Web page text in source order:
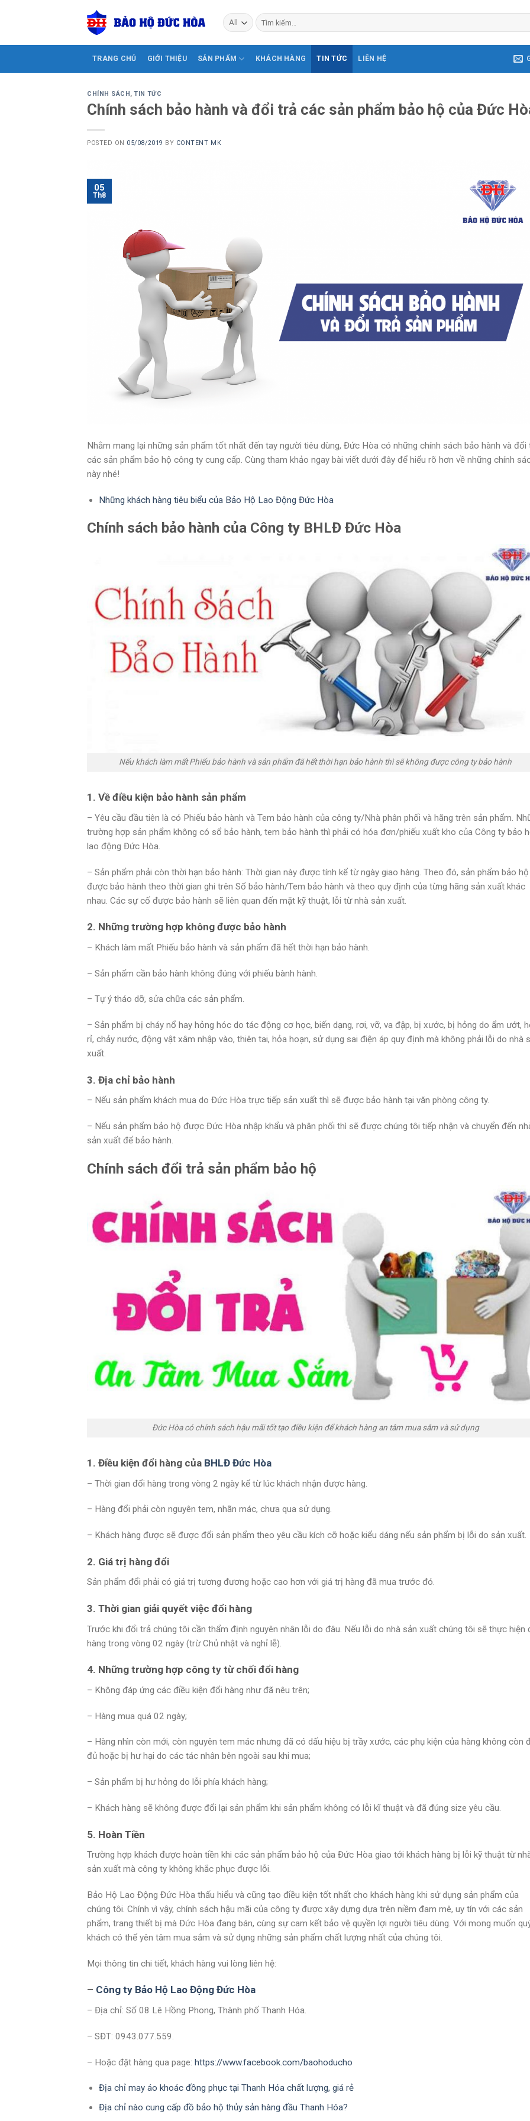
Tìm
kiếm:
TRANG CHỦ GIỚI THIỆU SẢN PHẨM KHÁCH HÀNG TIN TỨC LIÊN HỆ
CHÍNH SÁCH,TIN TỨC
Chính sách bảo hành và đổi trả các sản phẩm bảo hộ của Đức
POSTED ON 05/08/2019 BY CONTENT MK
05
Th8
Nhằm mang lại những sản phẩm tốt nhất đến tay người tiêu dùng, Đức Hòa có những chính sách bảo hành và đổi
các sản phẩm bảo hộ công ty cung cấp. Cùng tham khảo ngay bài viết dưới đây để hiểu rõ hơn về những chính
này nhé!
Những khách hàng tiêu biểu của Bảo Hộ Lao Động Đức Hòa
Chính sách bảo hành của Công ty BHLĐ Đức Hòa
Nếu khách làm mất Phiếu bảo hành và sản phẩm đã hết thời hạn bảo hành thì sẽ không được công ty bảo hành
1. Về điều kiện bảo hành sản phẩm
– Yêu cầu đầu tiên là có Phiếu bảo hành và Tem bảo hành của công ty/Nhà phân phối và hãng trên sản phẩm.
trường hợp sản phẩm không có sổ bảo hành, tem bảo hành thì phải có hóa đơn/phiếu xuất kho của Công ty bảo
lao động Đức Hòa.
– Sản phẩm phải còn thời hạn bảo hành: Thời gian này được tính kể từ ngày giao hàng. Theo đó, sản phẩm bảo hộ
được bảo hành theo thời gian ghi trên Sổ bảo hành/Tem bảo hành và theo quy định của từng hãng sản xuất khác
nhau. Các sự cố được bảo hành sẽ liên quan đến mặt kỹ thuật, lỗi từ nhà sản xuất.
2. Những trường hợp không được bảo hành
– Khách làm mất Phiếu bảo hành và sản phẩm đã hết thời hạn bảo hành.
– Sản phẩm cần bảo hành không đúng với phiếu bành hành.
– Tự ý tháo dỡ, sửa chữa các sản phẩm.
– Sản phẩm bị cháy nổ hay hỏng hóc do tác động cơ học, biến dạng, rơi, vỡ, va đập, bị xước, bị hỏng do ẩm ướt,
rỉ, chảy nước, động vật xâm nhập vào, thiên tai, hỏa hoạn, sử dụng sai điện áp quy định mà không phải lỗi do nhà
xuất.
3. Địa chỉ bảo hành
– Nếu sản phẩm khách mua do Đức Hòa trực tiếp sản xuất thì sẽ được bảo hành tại văn phòng công ty.
– Nếu sản phẩm bảo hộ được Đức Hòa nhập khẩu và phân phối thì sẽ được chúng tôi tiếp nhận và chuyển đến
sản xuất để bảo hành.
Chính sách đổi trả sản phẩm bảo hộ
Đức Hòa có chính sách hậu mãi tốt tạo điều kiện để khách hàng an tâm mua sắm và sử dụng
1. Điều kiện đổi hàng của BHLĐ Đức Hòa
– Thời gian đổi hàng trong vòng 2 ngày kể từ lúc khách nhận được hàng.
– Hàng đổi phải còn nguyên tem, nhãn mác, chưa qua sử dụng.
– Khách hàng được sẽ được đổi sản phẩm theo yêu cầu kích cỡ hoặc kiểu dáng nếu sản phẩm bị lỗi do sản xuất.
2. Giá trị hàng đổi
Sản phẩm đổi phải có giá trị tương đương hoặc cao hơn với giá trị hàng đã mua trước đó.
3. Thời gian giải quyết việc đổi hàng
Trước khi đổi trả chúng tôi cần thẩm định nguyên nhân lỗi do đâu. Nếu lỗi do nhà sản xuất chúng tôi sẽ thực hiện
hàng trong vòng 02 ngày (trừ Chủ nhật và nghỉ lễ).
4. Những trường hợp công ty từ chối đổi hàng
– Không đáp ứng các điều kiện đổi hàng như đã nêu trên;
– Hàng mua quá 02 ngày;
– Hàng nhìn còn mới, còn nguyên tem mác nhưng đã có dấu hiệu bị trầy xước, các phụ kiện của hàng không còn
đủ hoặc bị hư hại do các tác nhân bên ngoài sau khi mua;
– Sản phẩm bị hư hỏng do lỗi phía khách hàng;
– Khách hàng sẽ không được đổi lại sản phẩm khi sản phẩm không có lỗi kĩ thuật và đã đúng size yêu cầu.
5. Hoàn Tiền
Trường hợp khách được hoàn tiền khi các sản phẩm bảo hộ của Đức Hòa giao tới khách hàng bị lỗi kỹ thuật từ
sản xuất mà công ty không khắc phục được lỗi.
Bảo Hộ Lao Động Đức Hòa thấu hiểu và cũng tạo điều kiện tốt nhất cho khách hàng khi sử dụng sản phẩm của
chúng tôi. Chính vì vậy, chính sách hậu mãi của công ty được xây dựng dựa trên niềm đam mê, uy tín với các sản
phẩm, trang thiết bị mà Đức Hòa đang bán, cùng sự cam kết bảo vệ quyền lợi người tiêu dùng. Với mong muốn
khách có thể yên tâm mua sắm và sử dụng những sản phẩm chất lượng nhất của chúng tôi.
Mọi thông tin chi tiết, khách hàng vui lòng liên hệ:
– Công ty Bảo Hộ Lao Động Đức Hòa
– Địa chỉ: Số 08 Lê Hồng Phong, Thành phố Thanh Hóa.
– SĐT: 0943.077.559.
– Hoặc đặt hàng qua page: https://www.facebook.com/baohoducho
Địa chỉ may áo khoác đồng phục tại Thanh Hóa chất lượng, giá rẻ
Địa chỉ nào cung cấp đồ bảo hộ thủy sản hàng đầu Thanh Hóa?